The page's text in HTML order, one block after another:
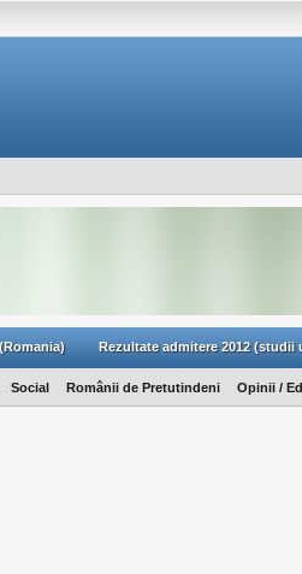
Rezultate admitere 2012 (studii
Social Românii de Pretutindeni Opinii /